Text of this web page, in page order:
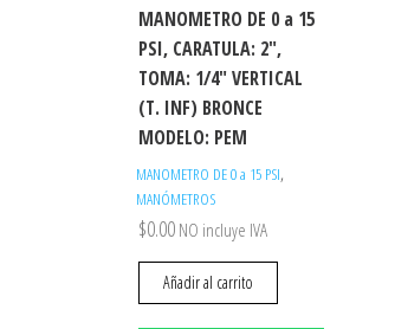
MANOMETRO DE 0 a 15
PSI, CARATULA: 2″,
TOMA: 1/4″ VERTICAL
(T. INF) BRONCE
MODELO: PEM
MANOMETRO DE 0 a 15 PSI,
MANÓMETROS
$0.00 NO incluye IVA
Añadir al carrito